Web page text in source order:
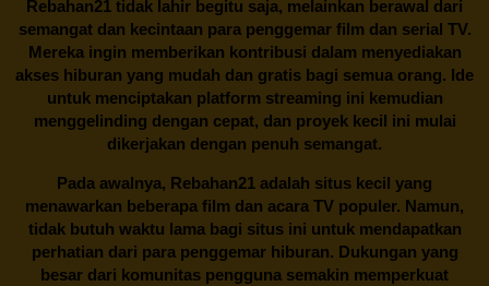
Rebahan21 tidak lahir begitu saja, melainkan berawal dari
semangat dan kecintaan para penggemar film dan serial TV.
Mereka ingin memberikan kontribusi dalam menyediakan
akses hiburan yang mudah dan gratis bagi semua orang. Ide
untuk menciptakan platform streaming ini kemudian
menggelinding dengan cepat, dan proyek kecil ini mulai
dikerjakan dengan penuh semangat.
Pada awalnya, Rebahan21 adalah situs kecil yang
menawarkan beberapa film dan acara TV populer. Namun,
tidak butuh waktu lama bagi situs ini untuk mendapatkan
perhatian dari para penggemar hiburan. Dukungan yang
besar dari komunitas pengguna semakin memperkuat